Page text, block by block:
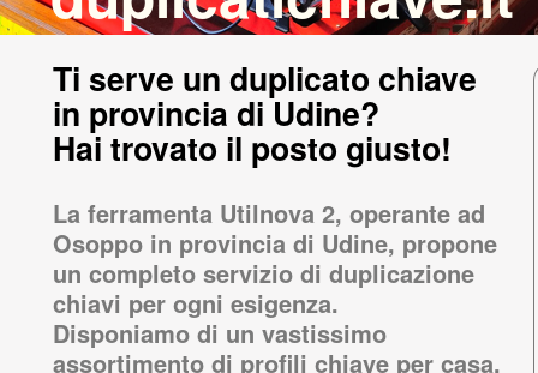
La ferramenta Utilnova 2, operante ad
Osoppo in provincia di Udine, propone
un completo servizio di duplicazione
chiavi per ogni esigenza.
Disponiamo di un vastissimo
assortimento di profili chiave per casa,
Ti serve un duplicato chiave
in provincia di Udine?
Hai trovato il posto giusto!